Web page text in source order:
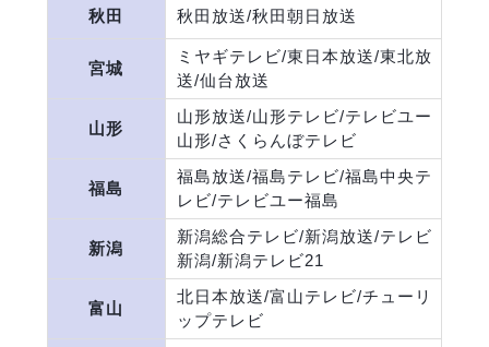
秋田 秋田放送/秋田朝日放送
宮城
ミヤギテレビ/東日本放送/東北放
送/仙台放送
山形
山形放送/山形テレビ/テレビユー
山形/さくらんぼテレビ
福島
福島放送/福島テレビ/福島中央テ
レビ/テレビユー福島
新潟
新潟総合テレビ/新潟放送/テレビ
新潟/新潟テレビ21
富山
北日本放送/富山テレビ/チューリ
ップテレビ